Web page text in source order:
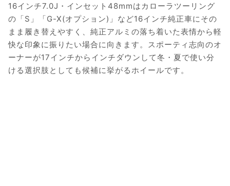
16インチ7.0J・インセット48mmはカローラツーリング
の「S」「G-X(オプション)」など16インチ純正車にその
まま履き替えやすく、純正アルミの落ち着いた表情から軽
快な印象に振りたい場合に向きます。スポーティ志向のオ
ーナーが17インチからインチダウンして冬・夏で使い分
ける選択肢としても候補に挙がるホイールです。